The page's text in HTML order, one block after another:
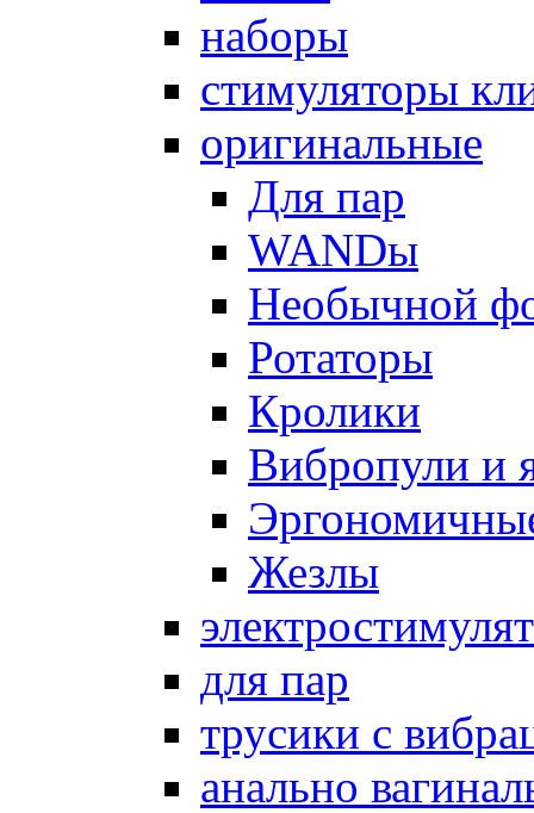
наборы
стимуляторы
оригинальные
Для пар
WANDы
Необычной
Ротаторы
Кролики
Вибропули и
Жезлы
для пар
трусики с
анально